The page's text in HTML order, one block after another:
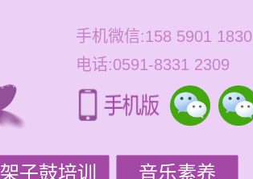
手机微信:158 5901 1830
电话:0591-8331 2309
架子鼓培训 音乐素养